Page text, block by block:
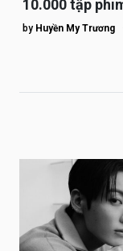
10.000 tập
nhất”
by Huyền My Trương